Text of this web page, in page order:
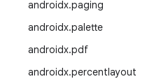
androidx.paging
androidx.palette
androidx.pdf
androidx.percentlayout